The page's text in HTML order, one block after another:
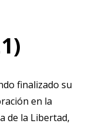
finalizado su
en la
de la Libertad,